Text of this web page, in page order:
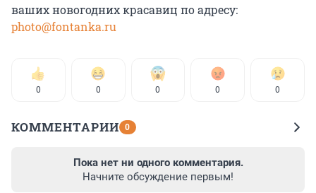
ваших новогодних красавиц по адресу:
photo@fontanka.ru
0 0 0 0 0
КОММЕНТАРИИ 0
Пока нет ни одного комментария.
Начните обсуждение первым!